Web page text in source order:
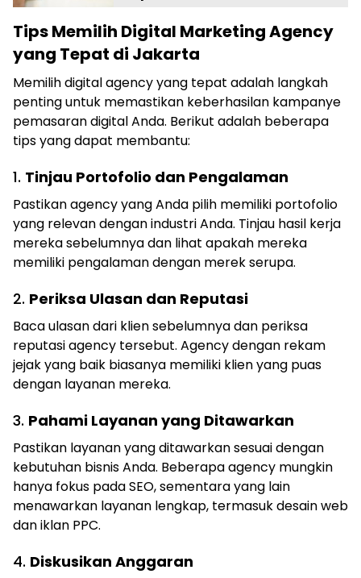
Tips Memilih Digital Marketing Agency
yang Tepat di Jakarta
Memilih digital agency yang tepat adalah langkah
penting untuk memastikan keberhasilan kampanye
pemasaran digital Anda. Berikut adalah beberapa
tips yang dapat membantu:
1. Tinjau Portofolio dan Pengalaman
Pastikan agency yang Anda pilih memiliki portofolio
yang relevan dengan industri Anda. Tinjau hasil kerja
mereka sebelumnya dan lihat apakah mereka
memiliki pengalaman dengan merek serupa.
2. Periksa Ulasan dan Reputasi
Baca ulasan dari klien sebelumnya dan periksa
reputasi agency tersebut. Agency dengan rekam
jejak yang baik biasanya memiliki klien yang puas
dengan layanan mereka.
3. Pahami Layanan yang Ditawarkan
Pastikan layanan yang ditawarkan sesuai dengan
kebutuhan bisnis Anda. Beberapa agency mungkin
hanya fokus pada SEO, sementara yang lain
menawarkan layanan lengkap, termasuk desain web
dan iklan PPC.
4. Diskusikan Anggaran